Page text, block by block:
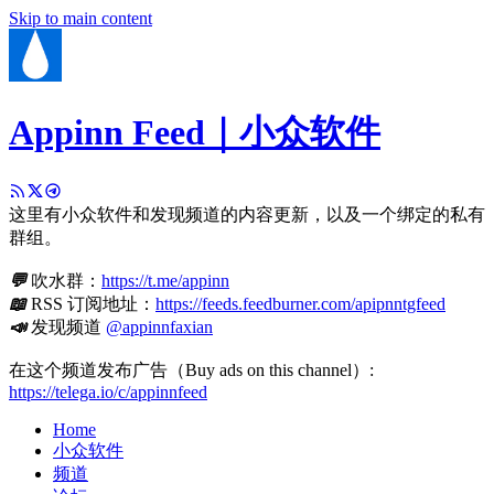
Skip to main content
Appinn Feed｜小众软件
这里有小众软件和发现频道的内容更新，以及一个绑定的私有
群组。
💬吹水群： https://t.me/appinn
📖RSS 订阅地址： https://feeds.feedburner.com/apipnntgfeed
📣发现频道 @appinnfaxian
在这个频道发布广告（Buy ads on this channel）:
https://telega.io/c/appinnfeed
Home
小众软件
频道